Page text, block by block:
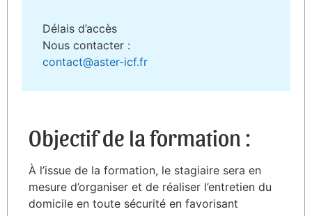
Délais d’accès
Nous contacter :
contact@aster-icf.fr
Objectif de la formation :
À l’issue de la formation, le stagiaire sera en
mesure d’organiser et de réaliser l’entretien du
domicile en toute sécurité en favorisant